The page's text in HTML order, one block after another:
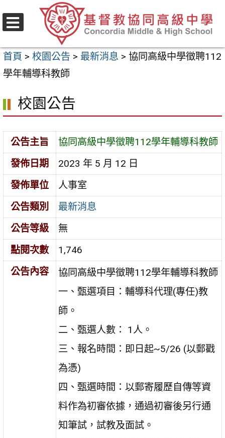
至
要
內
區
首頁 > 校園公告 > 最新消息 > 協同高級中學徵聘112
學年輔導科教師
校園公告
公告主旨
協同高級中學徵聘112學年輔導科教師
發佈日期
2023 年 5 月 12 日
發佈單位
人事室
公告類別
最新消息
公告等級
無
點閱次數
1,746
公告內容
協同高級中學徵聘112學年輔導科教師
一、甄選項目：輔導科代理(專任)教
師。
二、甄選人數：
1 人。
三、報名時間：即日起~5/26 (以郵戳
為憑)
四、甄選時間：以郵寄履歷自傳等資
料作為初審依據，通過初審後另行通
知筆試，試教及面試。
選
單